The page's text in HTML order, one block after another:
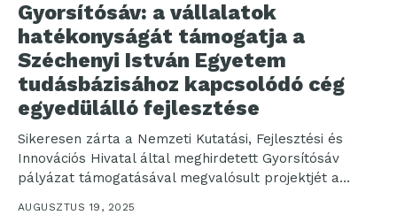
Gyorsítósáv: a vállalatok
hatékonyságát támogatja a
Széchenyi István Egyetem
tudásbázisához kapcsolódó cég
egyedülálló fejlesztése
Sikeresen zárta a Nemzeti Kutatási, Fejlesztési és
Innovációs Hivatal által meghirdetett Gyorsítósáv
pályázat támogatásával megvalósult projektjét a
AUGUSZTUS 19, 2025